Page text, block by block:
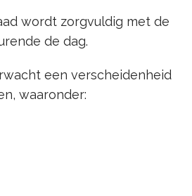
wordt zorgvuldig met de
de dag.
een verscheidenheid
waaronder: